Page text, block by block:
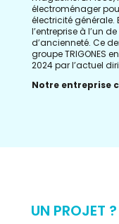
électroménager
électricité générale.
l’entrepriseà l’un
d’ancienneté. Ce
groupe TRIGONES
2024 par l’actuel
Notre entreprise
UN PROJET